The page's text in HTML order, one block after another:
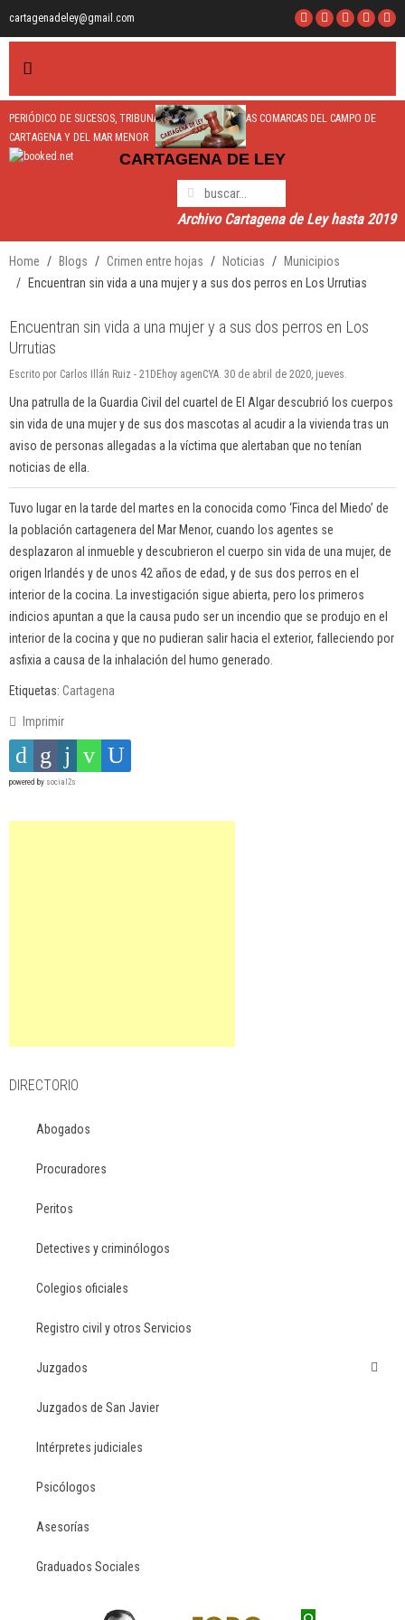
cartagenadeley@gmail.com
CARTAGENA DE LEY
PERIÓDICO DE SUCESOS, TRIBUNALES y TRÁFICO DE LAS COMARCAS DEL CAMPO DE
CARTAGENA Y DEL MAR MENOR
Archivo Cartagena de Ley hasta 2019
Home Blogs Crimen entre hojas Noticias
Municipios
Encuentran sin vida a una mujer y a sus dos perros en Los Urrutias
Encuentran sin vida a una mujer y a sus dos perros en Los
Urrutias
Escrito por Carlos Illán Ruiz - 21DEhoy agenCYA. 30 de abril de 2020, jueves.
Una patrulla de la Guardia Civil del cuartel de El Algar descubrió los cuerpos
sin vida de una mujer y de sus dos mascotas al acudir a la vivienda tras un
aviso de personas allegadas a la víctima que alertaban que no tenían
noticias de ella.
Tuvo lugar en la tarde del martes en la conocida como ‘Finca del Miedo’ de
la población cartagenera del Mar Menor, cuando los agentes se
desplazaron al inmueble y descubrieron el cuerpo sin vida de una mujer, de
origen Irlandés y de unos 42 años de edad, y de sus dos perros en el
interior de la cocina. La investigación sigue abierta, pero los primeros
indicios apuntan a que la causa pudo ser un incendio que se produjo en el
interior de la cocina y que no pudieran salir hacia el exterior, falleciendo por
asfixia a causa de la inhalación del humo generado.
Etiquetas: Cartagena
Imprimir
powered by social2s
DIRECTORIO
Abogados
Procuradores
Peritos
Detectives y criminólogos
Colegios oficiales
Registro civil y otros Servicios
Juzgados
Juzgados de San Javier
Intérpretes judiciales
Psicólogos
Asesorías
Graduados Sociales